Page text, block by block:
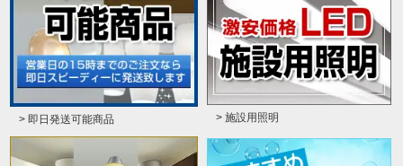
> 即日発送可能商品 > 施設用照明